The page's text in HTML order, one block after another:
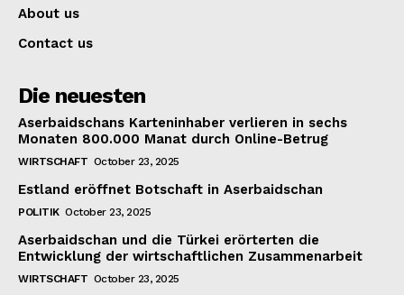
About us
Contact us
Die neuesten
Aserbaidschans Karteninhaber verlieren in sechs
Monaten 800.000 Manat durch Online-Betrug
WIRTSCHAFT October 23, 2025
Estland eröffnet Botschaft in Aserbaidschan
POLITIK October 23, 2025
Aserbaidschan und die Türkei erörterten die
Entwicklung der wirtschaftlichen Zusammenarbeit
WIRTSCHAFT October 23, 2025